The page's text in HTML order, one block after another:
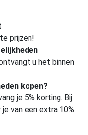
prijzen!
u het binnen
kopen?
je 5% korting. Bij
van een extra 10%